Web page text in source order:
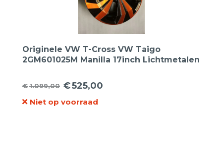
Originele VW T-Cross VW Taigo
2GM601025M Manilla 17inch Lichtmetalen
€1.099,00
Oorspronkelijke
prijs
€525,00
Huidige
prijs
Niet op voorraad